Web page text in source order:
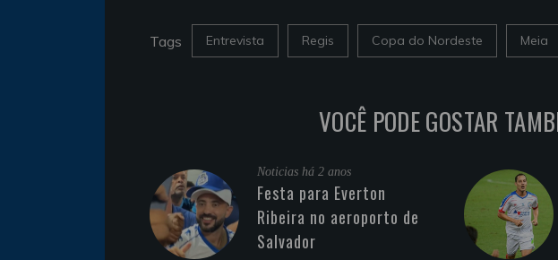
Tags Entrevista Regis Copa do Nordeste Meia
VOCÊ PODE GOSTAR
Noticias há 2 anos
Festa para Everton
Ribeira no aeroporto de
Salvador